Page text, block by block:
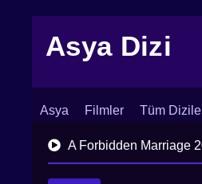
Asya Dizi
Asya Filmler Tüm
İletişim Blog Dizi Arşivi
A Forbidden Marriage